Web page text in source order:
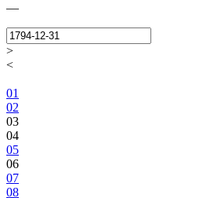
—
>
<
01
02
03
04
05
06
07
08